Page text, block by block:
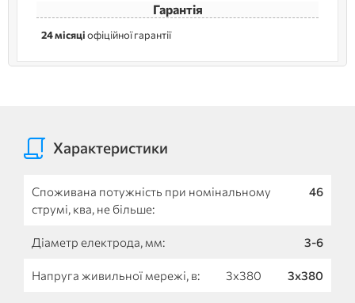
Гарантія
24 місяціофіційної гарантії
Характеристики
Споживана потужність при номінальному
струмі, ква, не більше:
46
Діаметр електрода, мм: 3-6
Напруга живильної мережі, в: 3х380 3х380